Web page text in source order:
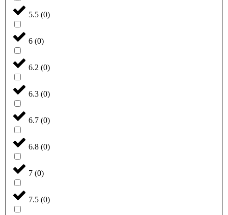
5.5 (0)
6 (0)
6.2 (0)
6.3 (0)
6.7 (0)
6.8 (0)
7 (0)
7.5 (0)